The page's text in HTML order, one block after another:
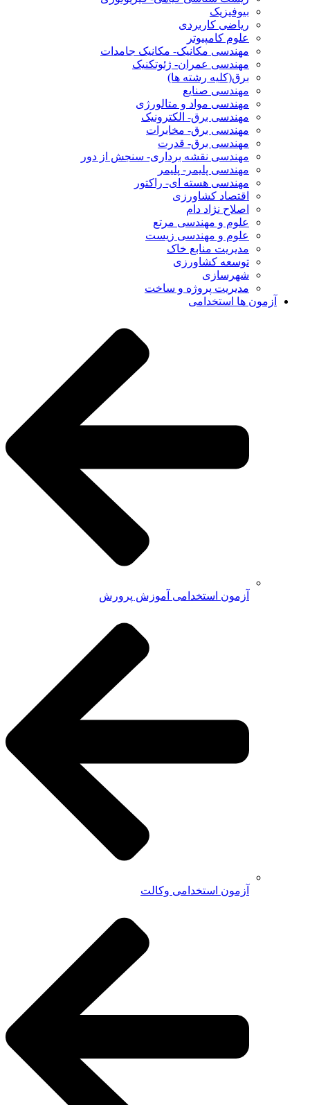
بیوفیزیک
ریاضی کاربردی
علوم کامپیوتر
مهندسی مکانیک- مکانیک جامدات
مهندسی عمران- ژئوتکنیک
برق(کلیه رشته ها)
مهندسی صنایع
مهندسی مواد و متالورژی
مهندسی برق- الکترونیک
مهندسی برق- مخابرات
مهندسی برق- قدرت
مهندسی نقشه برداری- سنجش از دور
مهندسی پلیمر- پلیمر
مهندسی هسته ای- راکتور
اقتصاد کشاورزی
اصلاح نژاد دام
علوم و مهندسی مرتع
علوم و مهندسی زیست
مدیریت منابع خاک
توسعه کشاورزی
شهرسازی
مدیریت پروژه و ساخت
آزمون ها استخدامی
آزمون استخدامی آموزش پرورش
آزمون استخدامی وکالت